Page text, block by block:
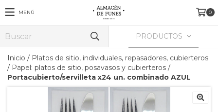
MENÚ 0
PRODUCTOS
Inicio / Platos de sitio, individuales, repasadores, cubierteros
/ Papel: platos de sitio, posavasos y cubierteros /
Portacubierto/servilleta x24 un. combinado AZUL